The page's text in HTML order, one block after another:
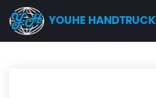
YOUHE HANDTRUCK